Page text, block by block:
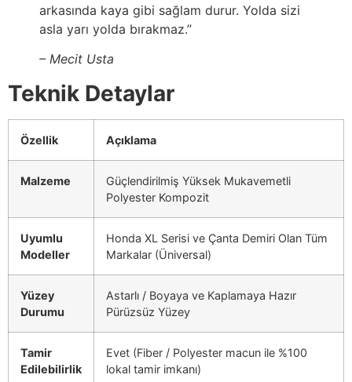
arkasında kaya gibi sağlam durur. Yolda sizi
asla yarı yolda bırakmaz.”
– Mecit Usta
Teknik Detaylar
Özellik Açıklama
Malzeme
Güçlendirilmiş Yüksek Mukavemetli
Polyester Kompozit
Uyumlu
Modeller
Honda XL Serisi ve Çanta Demiri Olan Tüm
Markalar (Üniversal)
Yüzey
Durumu
Astarlı / Boyaya ve Kaplamaya Hazır
Pürüzsüz Yüzey
Tamir
Edilebilirlik
Evet (Fiber / Polyester macun ile %100
lokal tamir imkanı)